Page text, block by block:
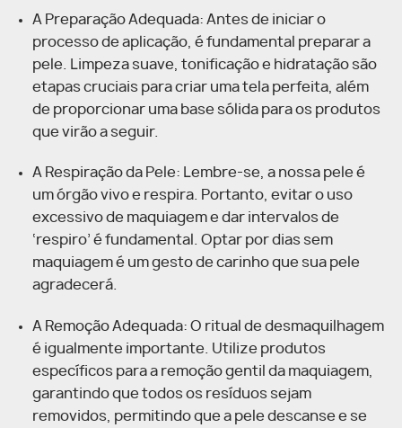
A Preparação Adequada: Antes de iniciar o
processo de aplicação, é fundamental preparar a
pele. Limpeza suave, tonificação e hidratação são
etapas cruciais para criar uma tela perfeita, além
de proporcionar uma base sólida para os produtos
que virão a seguir.
A Respiração da Pele: Lembre-se, a nossa pele é
um órgão vivo e respira. Portanto, evitar o uso
excessivo de maquiagem e dar intervalos de
‘respiro’ é fundamental. Optar por dias sem
maquiagem é um gesto de carinho que sua pele
agradecerá.
A Remoção Adequada: O ritual de desmaquilhagem
é igualmente importante. Utilize produtos
específicos para a remoção gentil da maquiagem,
garantindo que todos os resíduos sejam
removidos, permitindo que a pele descanse e se